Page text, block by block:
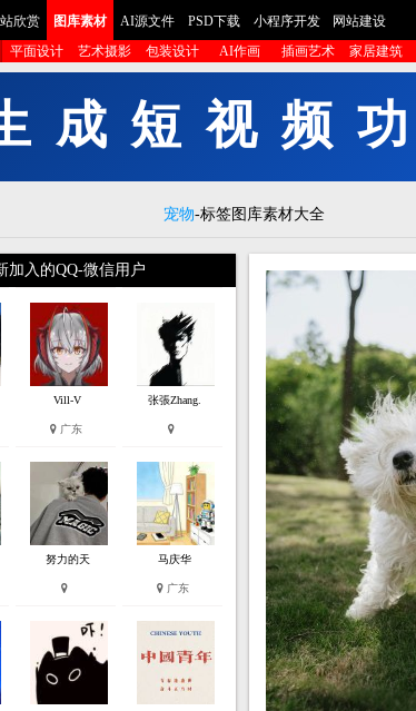
欣赏 图库素材 AI源文件 PSD下载 小程序开发
网站建设
平面设计 艺术摄影 包装设计 AI作画 插画艺术 家居建筑
！
宠物-标签图库素材大全
加入的QQ-微信用户
Vill-V
广东
张張Zhang.
努力的天 马庆华
广东